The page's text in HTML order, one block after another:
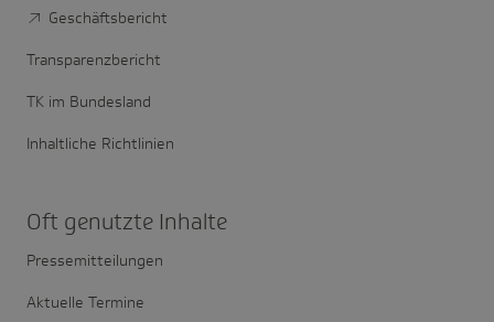
Geschäftsbericht
Transparenzbericht
TK im Bundesland
Inhaltliche Richtlinien
Oft genutzte Inhalte
Pressemitteilungen
Aktuelle Termine